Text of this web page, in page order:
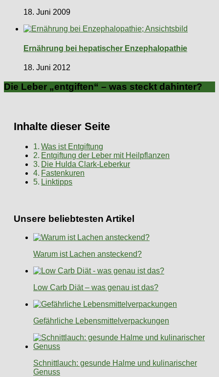
18. Juni 2009
Ernährung bei hepatischer Enzephalopathie
18. Juni 2012
Die Leber „entgiften“ – was steckt dahinter?
Inhalte dieser Seite
Was ist Entgiftung
Entgiftung der Leber mit Heilpflanzen
Die Hulda Clark-Leberkur
Fastenkuren
Linktipps
Unsere beliebtesten Artikel
Warum ist Lachen ansteckend?
Low Carb Diät – was genau ist das?
Gefährliche Lebensmittelverpackungen
Schnittlauch: gesunde Halme und kulinarischer
Genuss